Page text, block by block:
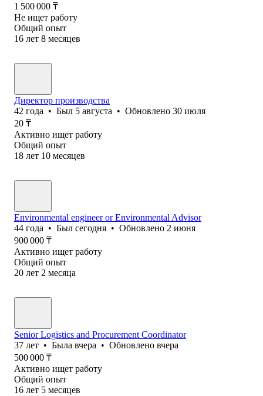
1 500 000 ₸
Не ищет работу
Общий опыт
16 лет 8 месяцев
Директор производства
42 года • Был 5 августа • Обновлено 30 июля
20 ₸
Активно ищет работу
Общий опыт
18 лет 10 месяцев
Environmental engineer or Environmental Advisor
44 года • Был сегодня • Обновлено 2 июня
900 000 ₸
Активно ищет работу
Общий опыт
20 лет 2 месяца
Senior Logistics and Procurement Coordinator
37 лет • Была вчера • Обновлено вчера
500 000 ₸
Активно ищет работу
Общий опыт
16 лет 5 месяцев